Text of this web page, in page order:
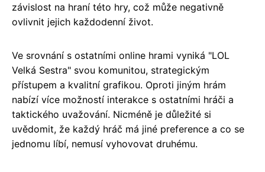
závislost na hraní této hry, což může negativně
ovlivnit jejich každodenní život.
Ve srovnání s ostatními online hrami vyniká "LOL
Velká Sestra" svou komunitou, strategickým
přístupem a kvalitní grafikou. Oproti jiným hrám
nabízí více možností interakce s ostatními hráči a
taktického uvažování. Nicméně je důležité si
uvědomit, že každý hráč má jiné preference a co se
jednomu líbí, nemusí vyhovovat druhému.